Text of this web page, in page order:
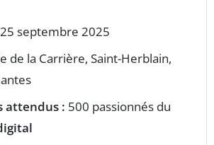
septembre 2025
de la Carrière, Saint-Herblain,
attendus : 500 passionnés du